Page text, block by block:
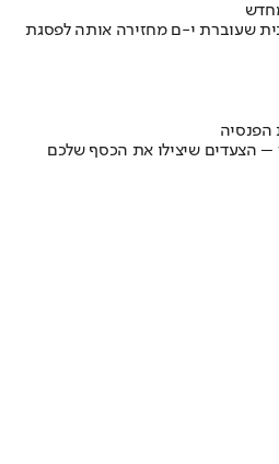
שעוברת י-ם מחזירה אותה לפסגת
הפנסיה
– הצעדים שיצילו את הכסף שלכם